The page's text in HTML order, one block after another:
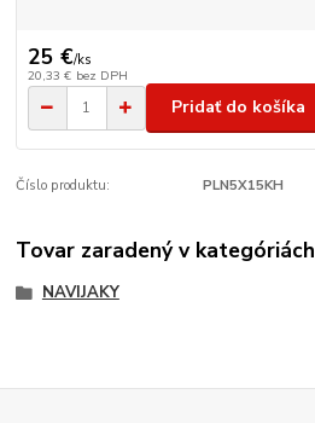
25 €/ks
20,33 € bez DPH
Pridať do košíka
Číslo produktu: PLN5X15KH
Tovar zaradený v kategóriách
NAVIJAKY